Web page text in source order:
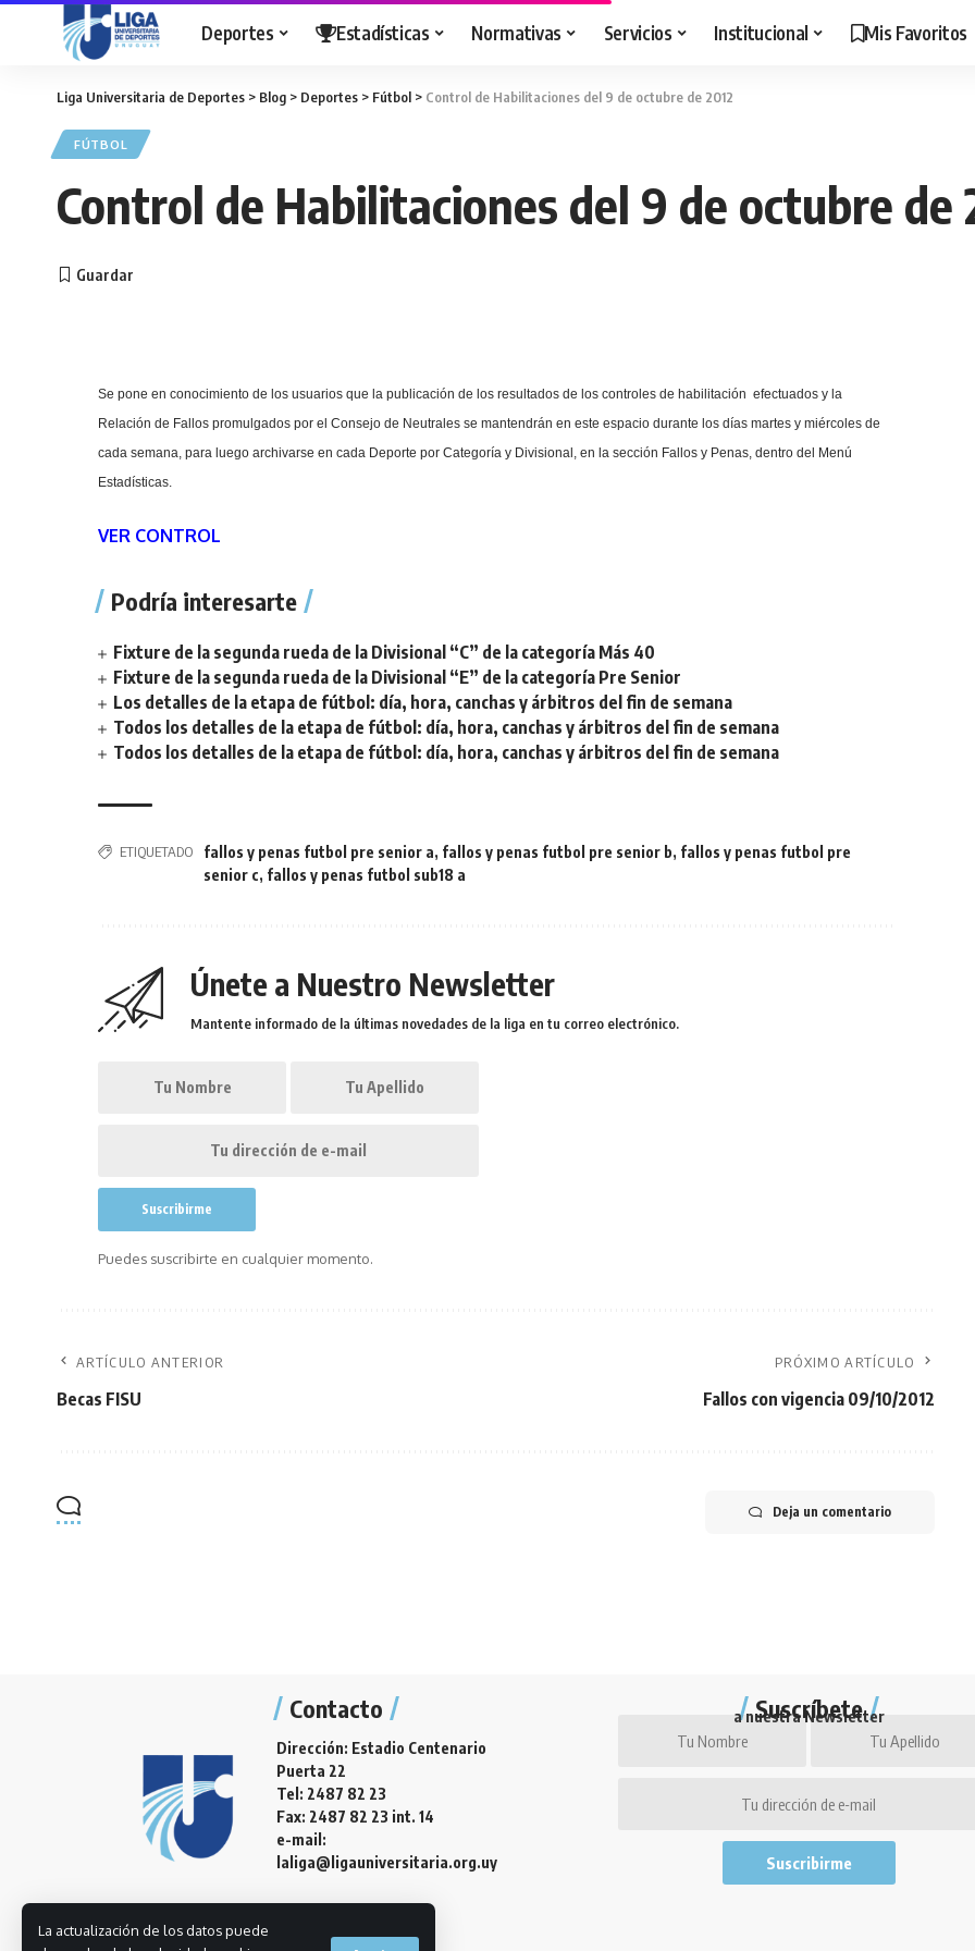
La actualización de los datos puede
Deportes Estadísticas Normativas Servicios Institucional Mis Favoritos
Liga Universitaria de Deportes > Blog > Deportes > Fútbol > Control de Habilitaciones del 9 de octubre de 2012
FÚTBOL
Control de Habilitaciones del 9 de octubre de
Se pone en conocimiento de los usuarios que la publicación de los resultados de los controles de habilitación efectuados y la
Relación de Fallos promulgados por el Consejo de Neutrales se mantendrán en este espacio durante los días martes y miércoles de
cada semana, para luego archivarse en cada Deporte por Categoría y Divisional, en la sección Fallos y Penas, dentro del Menú
Estadísticas.
VER CONTROL
Podría interesarte
Fixture de la segunda rueda de la Divisional “C” de la categoría Más 40
Fixture de la segunda rueda de la Divisional “E” de la categoría Pre Senior
Los detalles de la etapa de fútbol: día, hora, canchas y árbitros del fin de semana
Todos los detalles de la etapa de fútbol: día, hora, canchas y árbitros del fin de semana
Todos los detalles de la etapa de fútbol: día, hora, canchas y árbitros del fin de semana
ETIQUETADO fallos y penas futbol pre senior a, fallos y penas futbol pre senior b, fallos y penas futbol pre
senior c, fallos y penas futbol sub18 a
Únete a Nuestro Newsletter
Mantente informado de la últimas novedades de la liga en tu correo electrónico.
Puedes suscribirte en cualquier momento.
ARTÍCULO ANTERIOR
Becas FISU
PRÓXIMO ARTÍCULO
Fallos con vigencia 09/10/2012
Deja un comentario
Contacto
Dirección: Estadio Centenario
Puerta 22
Tel: 2487 82 23
Fax: 2487 82 23 int. 14
e-mail:
laliga@ligauniversitaria.org.uy
Suscríbete
a nuestra Newsletter